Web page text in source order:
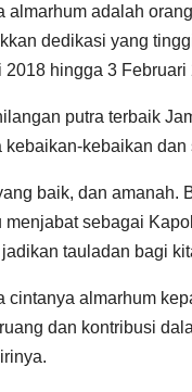
almarhum adalah
dedikasi yang
hingga 3 Februari
putra terbaik
kebaikan
baik, dan
sebagai
tauladan bagi
cintanya almarhum
dan kontribusi